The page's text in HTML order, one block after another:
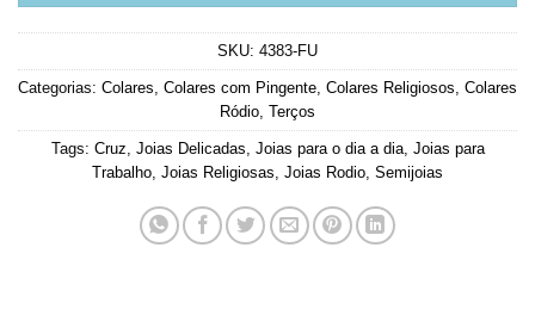
SKU: 4383-FU
Categorias: Colares Colares com Pingente Colares Religiosos Colares
Ródio Terços
Tags: Cruz Joias Delicadas Joias para o dia a dia, Joias para
Trabalho Joias Religiosas Joias Rodio Semijoias